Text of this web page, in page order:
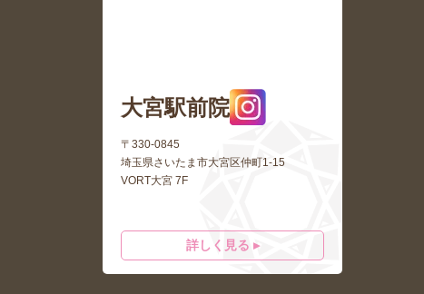
大宮駅前院
〒330-0845
埼玉県さいたま市大宮区仲町1-15
VORT大宮 7F
詳しく見る ▸